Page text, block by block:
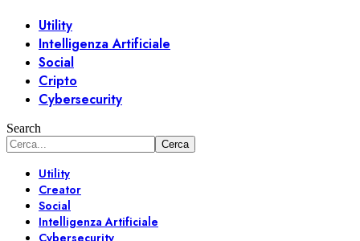
Utility
Intelligenza Artificiale
Social
Cripto
Cybersecurity
Search
Utility
Creator
Social
Intelligenza Artificiale
Cybersecurity